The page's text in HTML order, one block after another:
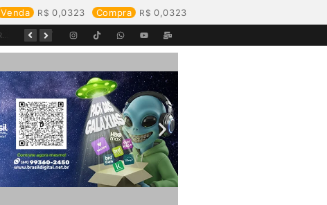
Venda 0,0323 Compra 0,0323
Equipes da Aegea Rondônia passam por treinamento de prevenção e combate a princípios de incêndio e segurança no trabalho com inflamáveis Começa o Festival Peixes da Amazônia na Estrada de Ferro Madeira-Mamoré